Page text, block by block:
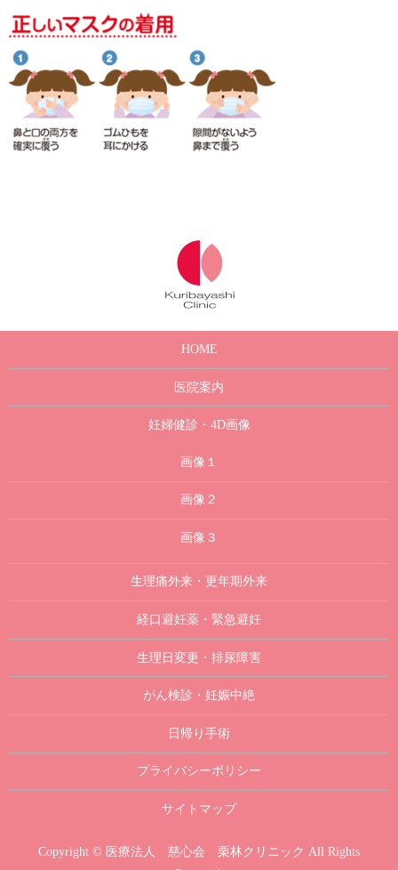
HOME
医院案内
妊婦健診・4D画像
画像１
画像２
画像３
生理痛外来・更年期外来
経口避妊薬・緊急避妊
生理日変更・排尿障害
がん検診・妊娠中絶
日帰り手術
プライバシーポリシー
サイトマップ
Copyright © 医療法人 慈心会 栗林クリニック All Rights